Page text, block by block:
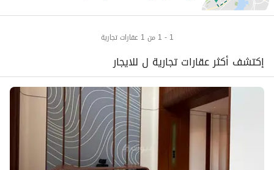
1 - 1 من 1 عقارات تجارية
إكتشف أكثر عقارات تجارية ل للايجار